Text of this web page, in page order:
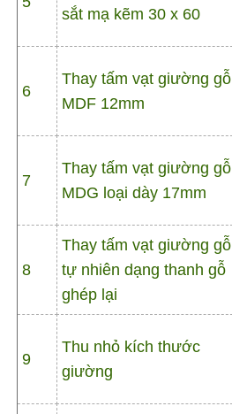
sắt mạ kẽm 30 x 60
6
Thay tấm vạt giường gỗ
MDF 12mm
7
Thay tấm vạt giường gỗ
MDG loại dày 17mm
8
Thay tấm vạt giường gỗ
tự nhiên dạng thanh gỗ
ghép lại
9
Thu nhỏ kích thước
giường